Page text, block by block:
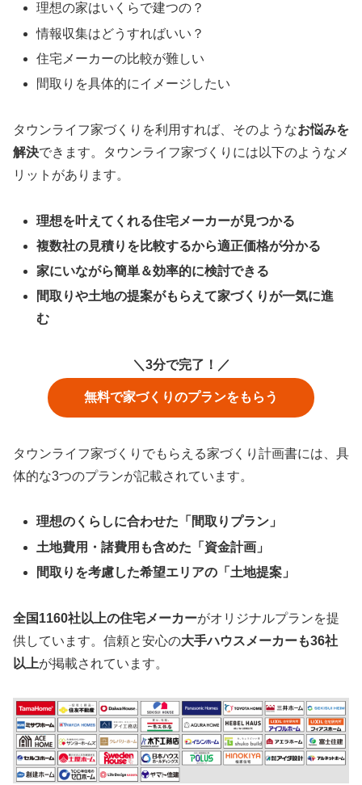
理想の家はいくらで建つの？
情報収集はどうすればいい？
住宅メーカーの比較が難しい
間取りを具体的にイメージしたい
タウンライフ家づくりを利用すれば、そのようなお悩みを
解決できます。タウンライフ家づくりには以下のようなメ
リットがあります。
理想を叶えてくれる住宅メーカーが見つかる
複数社の見積りを比較するから適正価格が分かる
家にいながら簡単＆効率的に検討できる
間取りや土地の提案がもらえて家づくりが一気に進
む
＼3分で完了！／
無料で家づくりのプランをもらう
タウンライフ家づくりでもらえる家づくり計画書には、具
体的な3つのプランが記載されています。
理想のくらしに合わせた「間取りプラン」
土地費用・諸費用も含めた「資金計画」
間取りを考慮した希望エリアの「土地提案」
全国1160社以上の住宅メーカーがオリジナルプランを提
供しています。信頼と安心の大手ハウスメーカーも36社
以上が掲載されています。